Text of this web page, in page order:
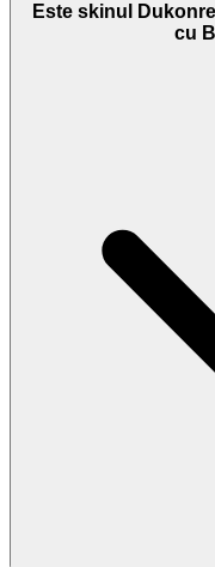
Este skinul
cu